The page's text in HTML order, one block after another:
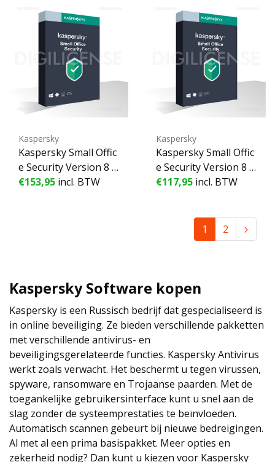
Kaspersky
Kaspersky Small Offic
e Security Version 8 2
021 - 3 Server + 25 De
€153,95 incl. BTW
Kaspersky
Kaspersky Small Offic
e Security Version 8 2
021 - 2 Server + 20 De
€117,95 incl. BTW
1 2
Kaspersky Software kopen
Kaspersky is een Russisch bedrijf dat gespecialiseerd is
in online beveiliging. Ze bieden verschillende pakketten
met verschillende antivirus- en
beveiligingsgerelateerde functies. Kaspersky Antivirus
werkt zoals verwacht. Het beschermt u tegen virussen,
spyware, ransomware en Trojaanse paarden. Met de
toegankelijke gebruikersinterface kunt u snel aan de
slag zonder de systeemprestaties te beïnvloeden.
Automatisch scannen gebeurt bij nieuwe bedreigingen.
Al met al een prima basispakket. Meer opties en
zekerheid nodig? Dan kunt u kiezen voor Kaspersky